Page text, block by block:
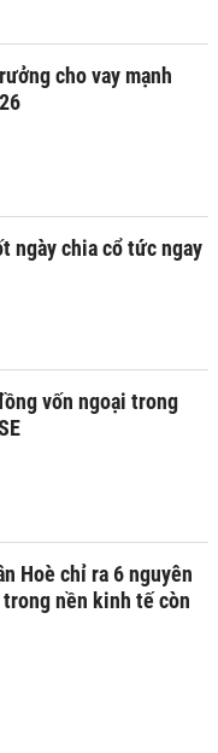
cho vay mạnh
ngày chia cổ tức ngay
vốn ngoại trong
Hoè chỉ ra 6 nguyên
nền kinh tế còn